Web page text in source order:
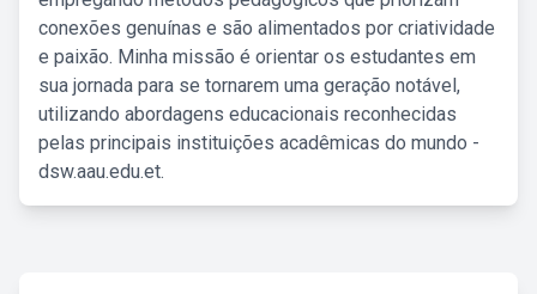
conexões genuínas e são alimentados por criatividade
e paixão. Minha missão é orientar os estudantes em
sua jornada para se tornarem uma geração notável,
utilizando abordagens educacionais reconhecidas
pelas principais instituições acadêmicas do mundo -
dsw.aau.edu.et.